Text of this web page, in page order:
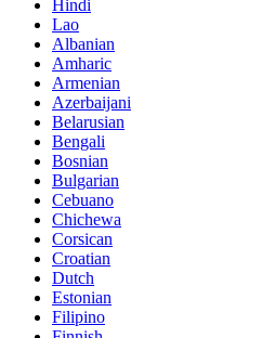
Hindi
Lao
Albanian
Amharic
Armenian
Azerbaijani
Belarusian
Bengali
Bosnian
Bulgarian
Cebuano
Chichewa
Corsican
Croatian
Dutch
Estonian
Filipino